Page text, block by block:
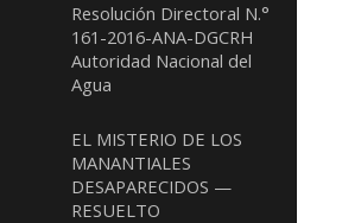
Resolución Directoral N.°
161-2016-ANA-DGCRH
Autoridad Nacional del
Agua
EL MISTERIO DE LOS
MANANTIALES
DESAPARECIDOS —
RESUELTO